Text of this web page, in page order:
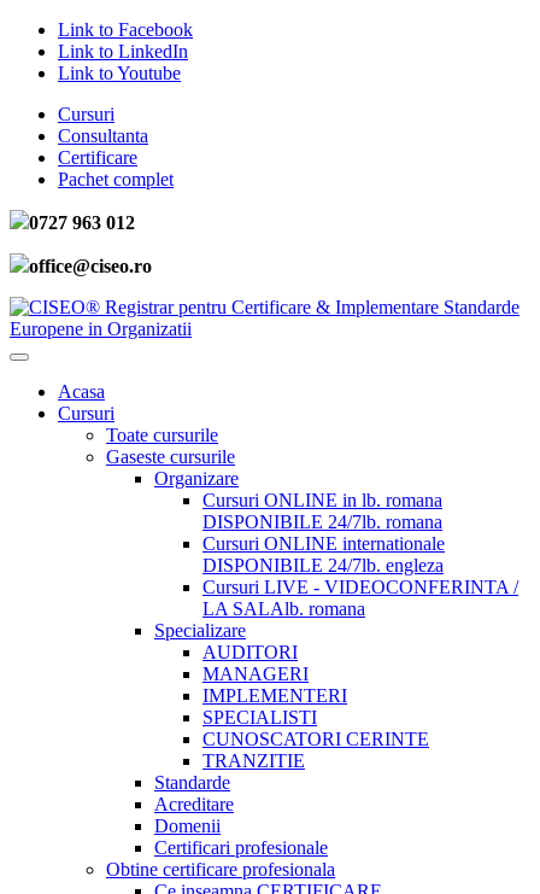
Link to Facebook
Link to LinkedIn
Link to Youtube
Cursuri
Consultanta
Certificare
Pachet complet
0727 963 012
office@ciseo.ro
Acasa
Cursuri
Toate cursurile
Gaseste cursurile
Organizare
Cursuri ONLINE in lb. romana
DISPONIBILE 24/7lb. romana
Cursuri ONLINE internationale
DISPONIBILE 24/7lb. engleza
Cursuri LIVE - VIDEOCONFERINTA /
LA SALAlb. romana
Specializare
AUDITORI
MANAGERI
IMPLEMENTERI
SPECIALISTI
CUNOSCATORI CERINTE
TRANZITIE
Standarde
Acreditare
Domenii
Certificari profesionale
Obtine certificare profesionala